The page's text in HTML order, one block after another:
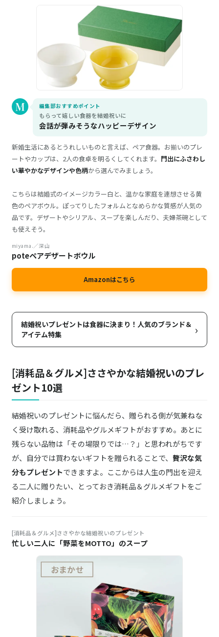
編集部おすすめポイント
もらって嬉しい食器を結婚祝いに
会話が弾みそうなハッピーデザイン
新婚生活にあるとうれしいものと言えば、ペア食器。お揃いのプレ
ートやカップは、2人の食卓を明るくしてくれます。 門出にふさわし
い華やかなデザインや色柄から選んでみましょう。
こちらは結婚式のイメージカラー白と、温かな家庭を連想させる黄
色のペアボウル。ぽってりしたフォルムとなめらかな質感が人気の
品です。デザートやシリアル、スープを楽しんだり、夫婦茶碗として
も使えそう。
miyama.／深山
poteペアデザートボウル
Amazonはこちら
結婚祝いプレゼントは食器に決まり！人気のブランド＆
アイテム特集
›
[消耗品＆グルメ]ささやかな結婚祝いのプレ
ゼント10選
結婚祝いのプレゼントに悩んだら、贈られる側が気兼ねな
く受け取れる、消耗品やグルメギフトがおすすめ。あとに
残らない品物は「その場限りでは…？」と思われがちです
が、自分では買わないギフトを贈られることで、 贅沢な気
分もプレゼントできますよ。ここからは人生の門出を迎え
る二人に贈りたい、とっておき消耗品＆グルメギフトをご
紹介しましょう。
[消耗品＆グルメ]ささやかな結婚祝いのプレゼント
忙しい二人に「野菜をMOTTO」のスープ